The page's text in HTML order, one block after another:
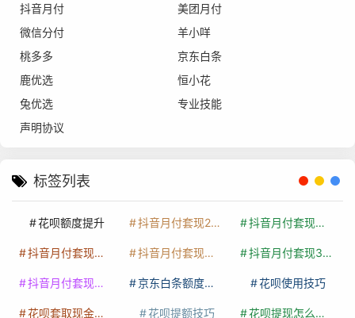
抖音月付
美团月付
微信分付
羊小咩
桃多多
京东白条
鹿优选
恒小花
兔优选
专业技能
声明协议
标签列表
花呗额度提升 抖音月付套现24小时接单 抖音月付套现怎么套
抖音月付套现多少手续费 抖音月付套现商家有哪些 抖音月付套现30秒技巧
抖音月付套现最新方法 京东白条额度提升 花呗使用技巧
花呗套取现金最佳方法 花呗提额技巧 花呗提现怎么操作